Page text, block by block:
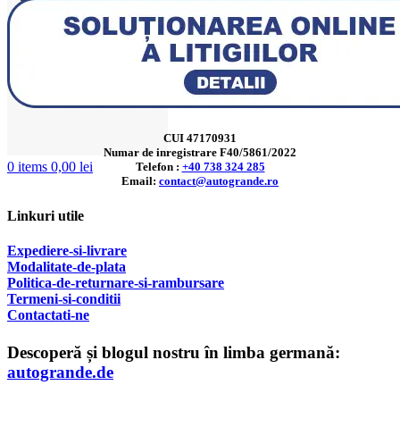
0 items 0,00 lei
CUI 47170931
Numar de inregistrare F40/5861/2022
Telefon : +40 738 324 285
Email: contact@autogrande.ro
Linkuri utile
Expediere-si-livrare
Modalitate-de-plata
Politica-de-returnare-si-rambursare
Termeni-si-conditii
Contactati-ne
Descoperă și blogul nostru în limba germană:
autogrande.de